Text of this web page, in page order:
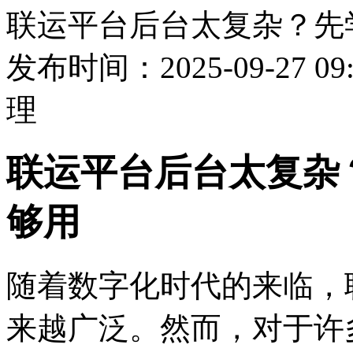
联运平台后台太复杂？
发布时间：2025-09-27
理
联运平台后台太复
够用
随着数字化时代的来临
来越广泛。然而，对于